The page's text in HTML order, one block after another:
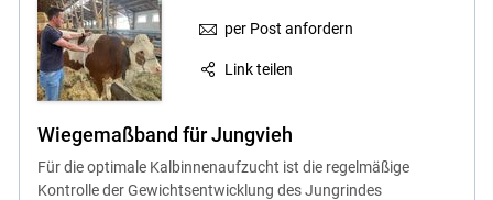
per Post anfordern
Link teilen
Wiegemaßband für Jungvieh
Für die optimale Kalbinnenaufzucht ist die regelmäßige
Kontrolle der Gewichtsentwicklung des Jungrindes